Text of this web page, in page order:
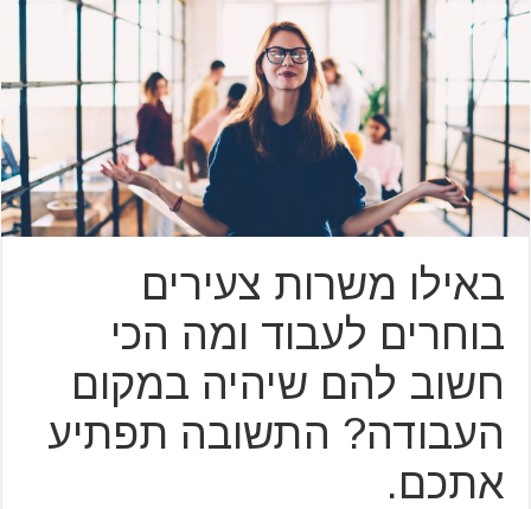
באילו משרות צעירים
בוחרים לעבוד ומה הכי
חשוב להם שיהיה במקום
העבודה? התשובה תפתיע
אתכם.